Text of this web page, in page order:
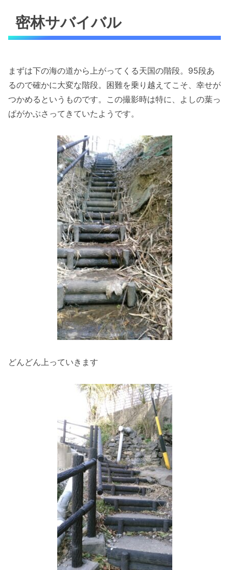
密林サバイバル
まずは下の海の道から上がってくる天国の階段。95段あ
るので確かに大変な階段。困難を乗り越えてこそ、幸せが
つかめるというものです。この撮影時は特に、よしの葉っ
ぱがかぶさってきていたようです。
どんどん上っていきます